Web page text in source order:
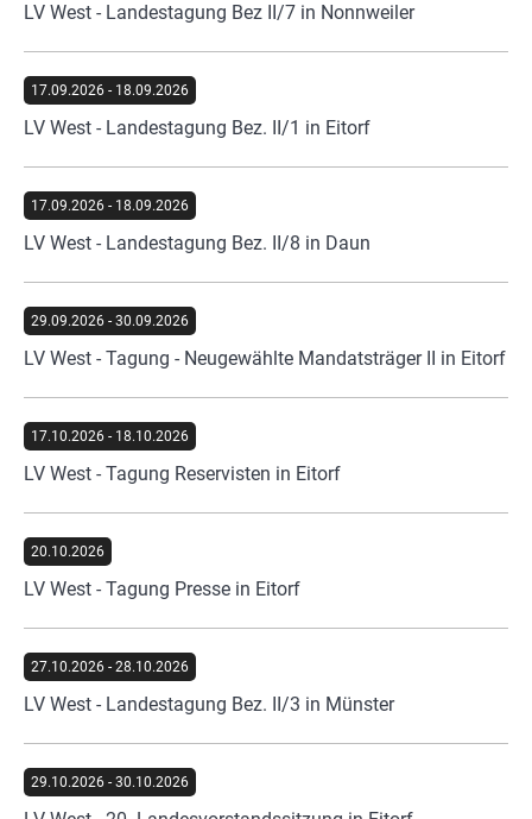
LV West - Landestagung Bez II/7 in Nonnweiler
17.09.2026 - 18.09.2026
LV West - Landestagung Bez. II/1 in Eitorf
17.09.2026 - 18.09.2026
LV West - Landestagung Bez. II/8 in Daun
29.09.2026 - 30.09.2026
LV West - Tagung - Neugewählte Mandatsträger II in Eitorf
17.10.2026 - 18.10.2026
LV West - Tagung Reservisten in Eitorf
20.10.2026
LV West - Tagung Presse in Eitorf
27.10.2026 - 28.10.2026
LV West - Landestagung Bez. II/3 in Münster
29.10.2026 - 30.10.2026